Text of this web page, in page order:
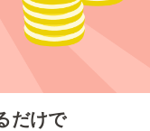
だけで